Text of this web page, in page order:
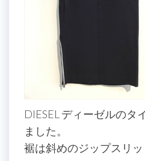
DIESEL ディーゼルのタ
ました。
裾は斜めのジップスリッ